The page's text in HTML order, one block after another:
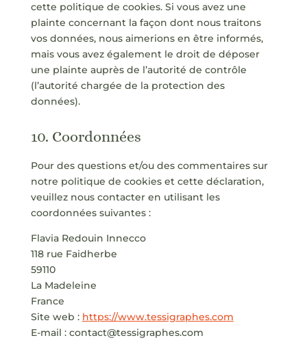
cette politique de cookies. Si vous avez une
plainte concernant la façon dont nous traitons
vos données, nous aimerions en être informés,
mais vous avez également le droit de déposer
une plainte auprès de l’autorité de contrôle
(l’autorité chargée de la protection des
données).
10. Coordonnées
Pour des questions et/ou des commentaires sur
notre politique de cookies et cette déclaration,
veuillez nous contacter en utilisant les
coordonnées suivantes :
Flavia Redouin Innecco
118 rue Faidherbe
59110
La Madeleine
France
Site web : https://www.tessigraphes.com
E-mail : contact@tessigraphes.com